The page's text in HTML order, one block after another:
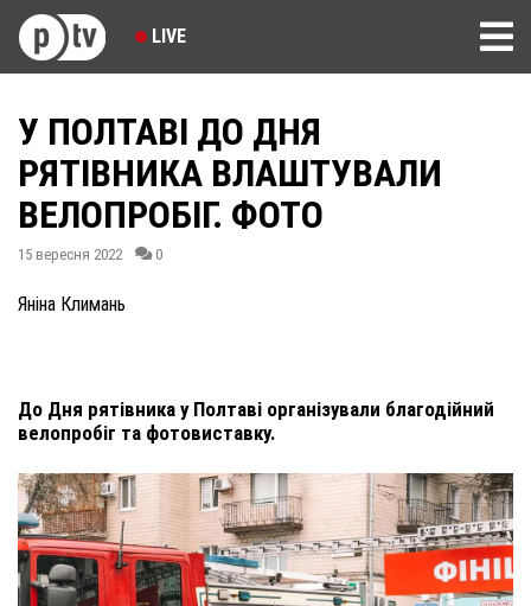
LIVE
У ПОЛТАВІ ДО ДНЯ
РЯТІВНИКА ВЛАШТУВАЛИ
ВЕЛОПРОБІГ. ФОТО
15 вересня 2022 0
Яніна Климань
До Дня рятівника у Полтаві організували благодійний
велопробіг та фотовиставку.